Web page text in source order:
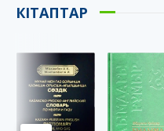
КІТАПТАР